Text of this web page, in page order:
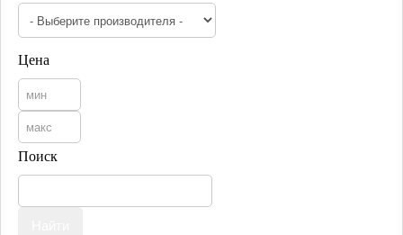
Цена
Поиск